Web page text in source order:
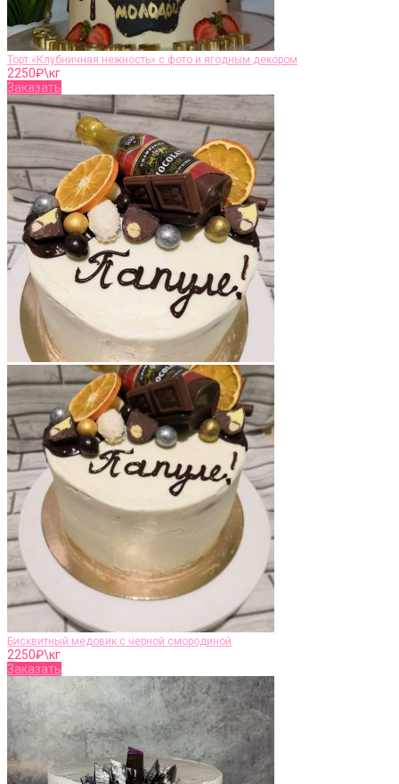
Торт «Клубничная нежность» с фото и ягодным декором
2250₽\кг
Заказать
Бисквитный медовик с черной смородиной
2250₽\кг
Заказать